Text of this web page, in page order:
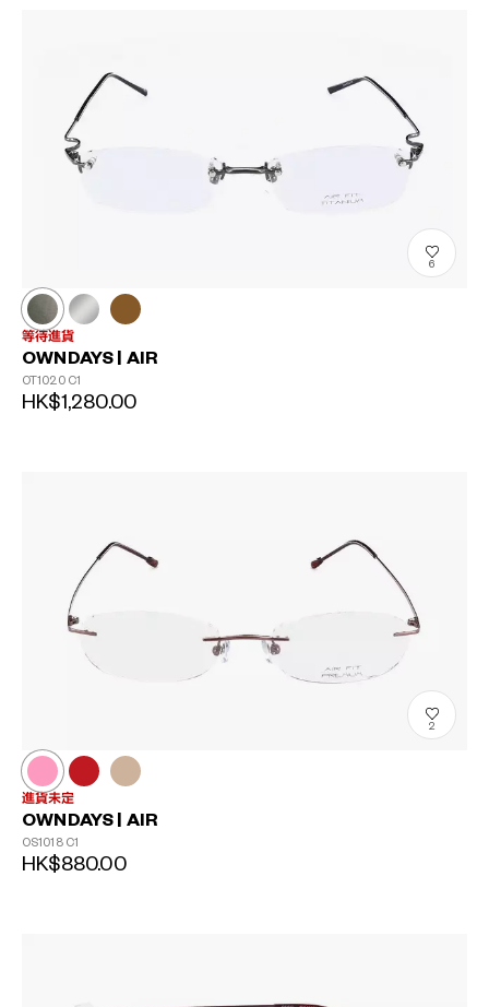
6
等待進貨
OWNDAYS | AIR
OT1020 C1
HK$1,280.00
2
進貨未定
OWNDAYS | AIR
OS1018 C1
HK$880.00